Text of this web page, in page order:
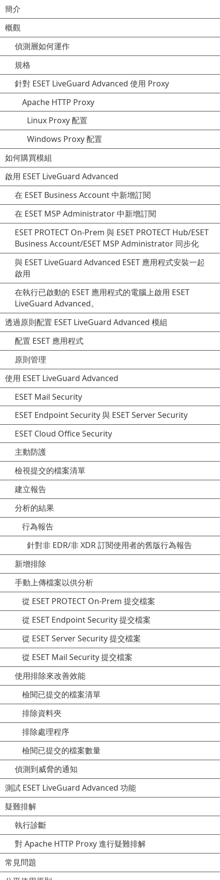
簡介
概觀
偵測層如何運作
規格
針對 ESET LiveGuard Advanced 使用 Proxy
Apache HTTP Proxy
Linux Proxy 配置
Windows Proxy 配置
如何購買模組
啟用 ESET LiveGuard Advanced
在 ESET Business Account 中新增訂閱
在 ESET MSP Administrator 中新增訂閱
ESET PROTECT On-Prem 與 ESET PROTECT Hub/ESET
Business Account/ESET MSP Administrator 同步化
與 ESET LiveGuard Advanced ESET 應用程式安裝一起
啟用
在執行已啟動的 ESET 應用程式的電腦上啟用 ESET
LiveGuard Advanced。
透過原則配置 ESET LiveGuard Advanced 模組
配置 ESET 應用程式
原則管理
使用 ESET LiveGuard Advanced
ESET Mail Security
ESET Endpoint Security 與 ESET Server Security
ESET Cloud Office Security
主動防護
檢視提交的檔案清單
建立報告
分析的結果
行為報告
針對非 EDR/非 XDR 訂閱使用者的舊版行為報告
新增排除
手動上傳檔案以供分析
從 ESET PROTECT On-Prem 提交檔案
從 ESET Endpoint Security 提交檔案
從 ESET Server Security 提交檔案
從 ESET Mail Security 提交檔案
使用排除來改善效能
檢閱已提交的檔案清單
排除資料夾
排除處理程序
檢閱已提交的檔案數量
偵測到威脅的通知
測試 ESET LiveGuard Advanced 功能
疑難排解
執行診斷
對 Apache HTTP Proxy 進行疑難排解
常見問題